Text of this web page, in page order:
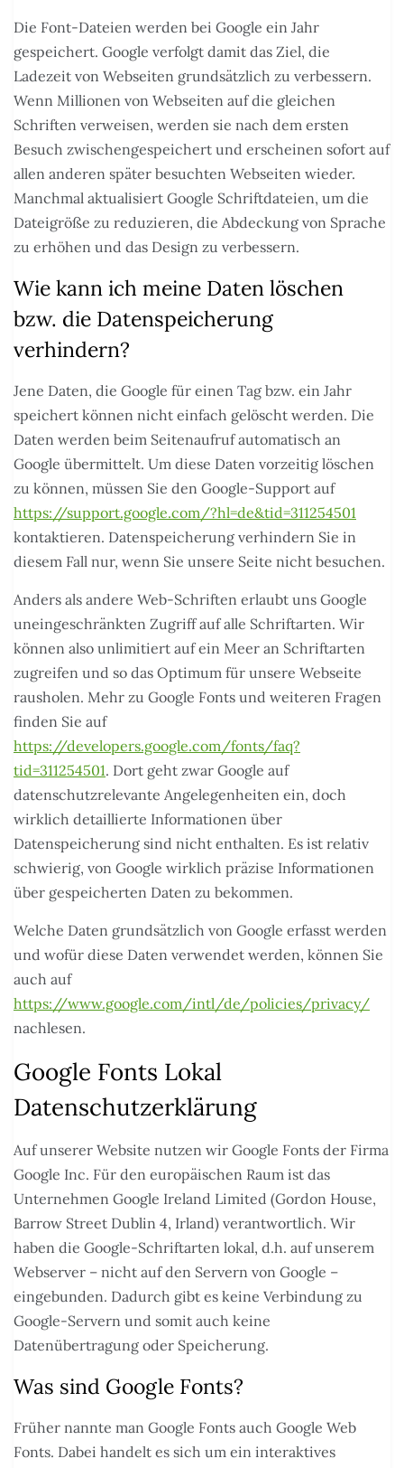
Die Font-Dateien werden bei Google ein Jahr
gespeichert. Google verfolgt damit das Ziel, die
Ladezeit von Webseiten grundsätzlich zu verbessern.
Wenn Millionen von Webseiten auf die gleichen
Schriften verweisen, werden sie nach dem ersten
Besuch zwischengespeichert und erscheinen sofort auf
allen anderen später besuchten Webseiten wieder.
Manchmal aktualisiert Google Schriftdateien, um die
Dateigröße zu reduzieren, die Abdeckung von Sprache
zu erhöhen und das Design zu verbessern.
Wie kann ich meine Daten löschen
bzw. die Datenspeicherung
verhindern?
Jene Daten, die Google für einen Tag bzw. ein Jahr
speichert können nicht einfach gelöscht werden. Die
Daten werden beim Seitenaufruf automatisch an
Google übermittelt. Um diese Daten vorzeitig löschen
zu können, müssen Sie den Google-Support auf
https://support.google.com/?hl=de&tid=311254501
kontaktieren. Datenspeicherung verhindern Sie in
diesem Fall nur, wenn Sie unsere Seite nicht besuchen.
Anders als andere Web-Schriften erlaubt uns Google
uneingeschränkten Zugriff auf alle Schriftarten. Wir
können also unlimitiert auf ein Meer an Schriftarten
zugreifen und so das Optimum für unsere Webseite
rausholen. Mehr zu Google Fonts und weiteren Fragen
finden Sie auf
https://developers.google.com/fonts/faq?
tid=311254501. Dort geht zwar Google auf
datenschutzrelevante Angelegenheiten ein, doch
wirklich detaillierte Informationen über
Datenspeicherung sind nicht enthalten. Es ist relativ
schwierig, von Google wirklich präzise Informationen
über gespeicherten Daten zu bekommen.
Welche Daten grundsätzlich von Google erfasst werden
und wofür diese Daten verwendet werden, können Sie
auch auf
https://www.google.com/intl/de/policies/privacy/
nachlesen.
Google Fonts Lokal
Datenschutzerklärung
Auf unserer Website nutzen wir Google Fonts der Firma
Google Inc. Für den europäischen Raum ist das
Unternehmen Google Ireland Limited (Gordon House,
Barrow Street Dublin 4, Irland) verantwortlich. Wir
haben die Google-Schriftarten lokal, d.h. auf unserem
Webserver – nicht auf den Servern von Google –
eingebunden. Dadurch gibt es keine Verbindung zu
Google-Servern und somit auch keine
Datenübertragung oder Speicherung.
Was sind Google Fonts?
Früher nannte man Google Fonts auch Google Web
Fonts. Dabei handelt es sich um ein interaktives